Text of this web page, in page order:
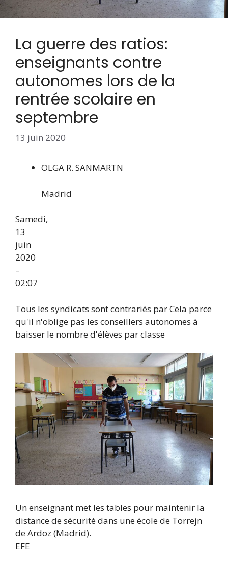
La guerre des ratios:
enseignants contre
autonomes lors de la
rentrée scolaire en
septembre
13 juin 2020
OLGA R. SANMARTN
Madrid
Samedi,
13
juin
2020
–
02:07
Tous les syndicats sont contrariés par Cela parce
qu'il n'oblige pas les conseillers autonomes à
baisser le nombre d'élèves par classe
Un enseignant met les tables pour maintenir la
distance de sécurité dans une école de Torrejn
de Ardoz (Madrid).
EFE